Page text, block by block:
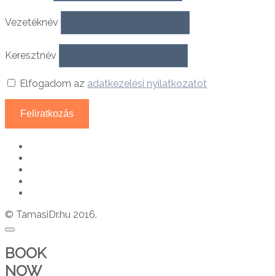
Vezetéknév
Keresztnév
Elfogadom az adatkezelési nyilatkozatot
© TamasiDr.hu 2016.
BOOK
NOW